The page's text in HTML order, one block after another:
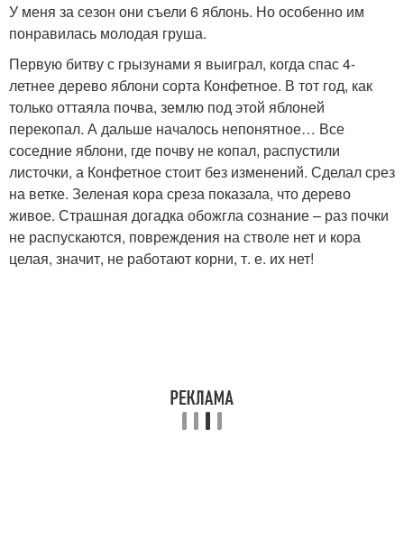
У меня за сезон они съели 6 яблонь. Но особенно им
понравилась молодая груша.
Первую битву с грызунами я выиграл, когда спас 4-
летнее дерево яблони сорта Конфетное. В тот год, как
только оттаяла почва, землю под этой яблоней
перекопал. А дальше началось непонятное… Все
соседние яблони, где почву не копал, распустили
листочки, а Конфетное стоит без изменений. Сделал срез
на ветке. Зеленая кора среза показала, что дерево
живое. Страшная догадка обожгла сознание – раз почки
не распускаются, повреждения на стволе нет и кора
целая, значит, не работают корни, т. е. их нет!